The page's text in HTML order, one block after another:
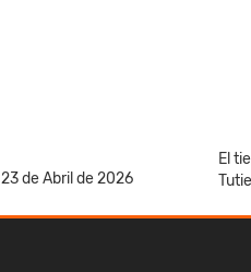
23 de Abril de 2026
El